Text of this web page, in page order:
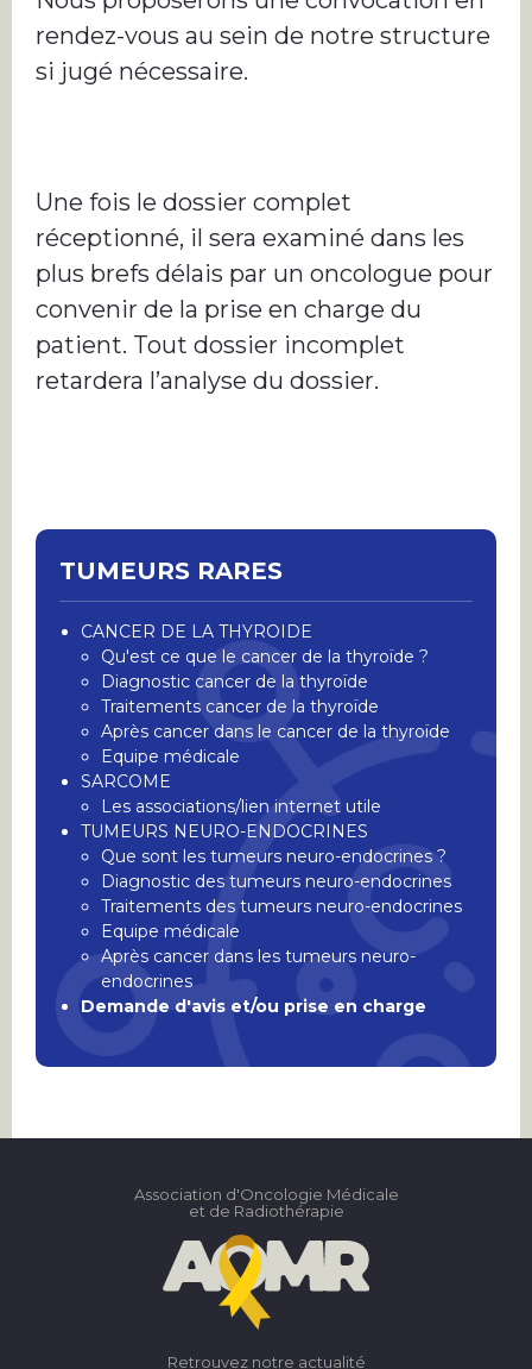
TUMEURS RARES
CANCER DE LA THYROIDE
Qu'est ce que le cancer de la thyroïde ?
Diagnostic cancer de la thyroïde
Traitements cancer de la thyroïde
Après cancer dans le cancer de la thyroïde
Equipe médicale
SARCOME
Les associations/lien internet utile
TUMEURS NEURO-ENDOCRINES
Que sont les tumeurs neuro-endocrines ?
Diagnostic des tumeurs neuro-endocrines
Traitements des tumeurs neuro-endocrines
Equipe médicale
Après cancer dans les tumeurs neuro-
endocrines
Demande d'avis et/ou prise en charge
rendez-vous au sein de notre structure
si jugé nécessaire.
Une fois le dossier complet
réceptionné, il sera examiné dans les
plus brefs délais par un oncologue pour
convenir de la prise en charge du
patient. Tout dossier incomplet
retardera l’analyse du dossier.
Association d'Oncologie Médicale
et de Radiothérapie
Retrouvez notre actualité